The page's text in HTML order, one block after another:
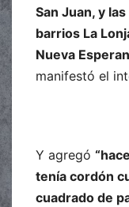
San Juan, y
barrios La
Nueva
manifestó el
Y agregó
tenía cordón
cuadrado de